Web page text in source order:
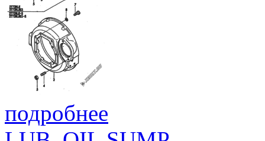
подробнее